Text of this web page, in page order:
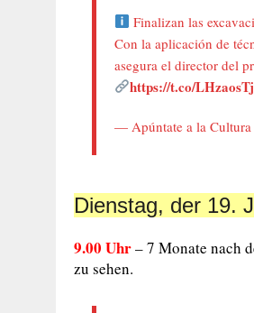
Finalizan las
Con la aplicación de
asegura el director del
https://t.co/
— Apúntate a la Cultura
Dienstag, der 19.
9.00 Uhr– 7 Monate nach
zu sehen.